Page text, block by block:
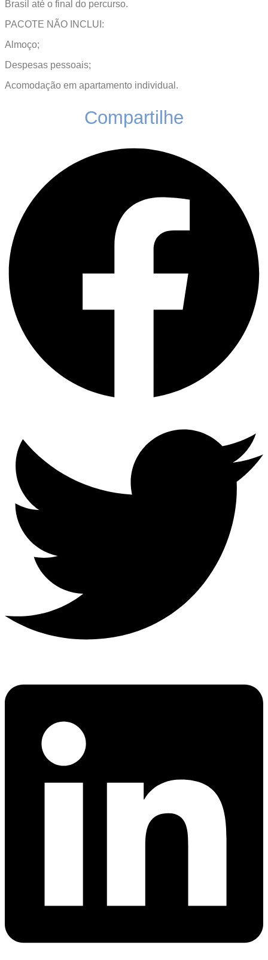
Brasil até o final do percurso.
PACOTE NÃO INCLUI:
Almoço;
Despesas pessoais;
Acomodação em apartamento individual.
Compartilhe